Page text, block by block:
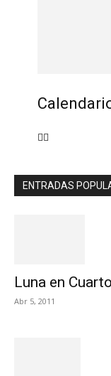
ENTRADAS
Luna en
Abr 5, 2011